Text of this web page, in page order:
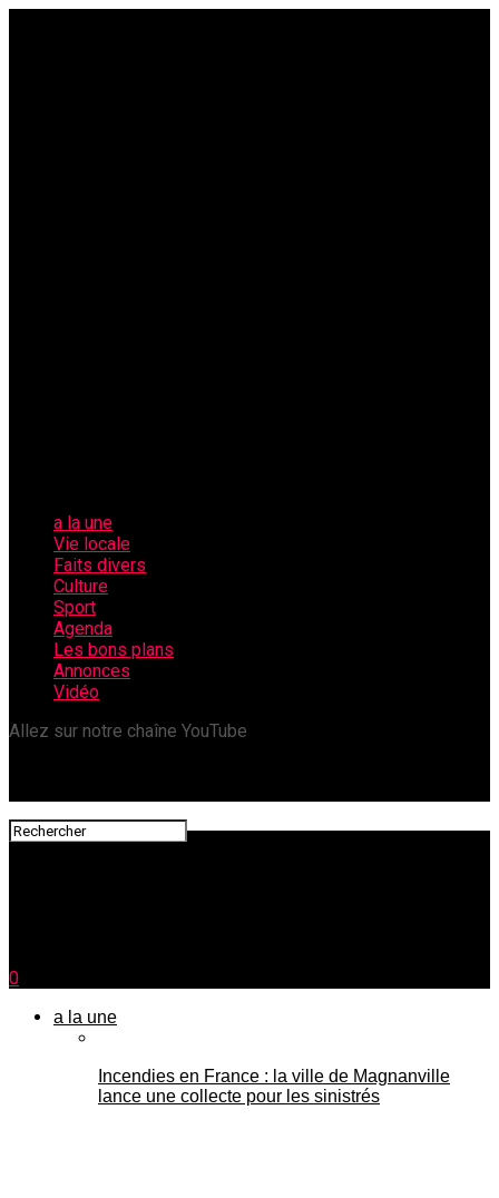
a la une
Vie locale
Faits divers
Culture
Sport
Agenda
Les bons plans
Annonces
Vidéo
Allez sur notre chaîne YouTube
0
a la une
Incendies en France : la ville de Magnanville
lance une collecte pour les sinistrés